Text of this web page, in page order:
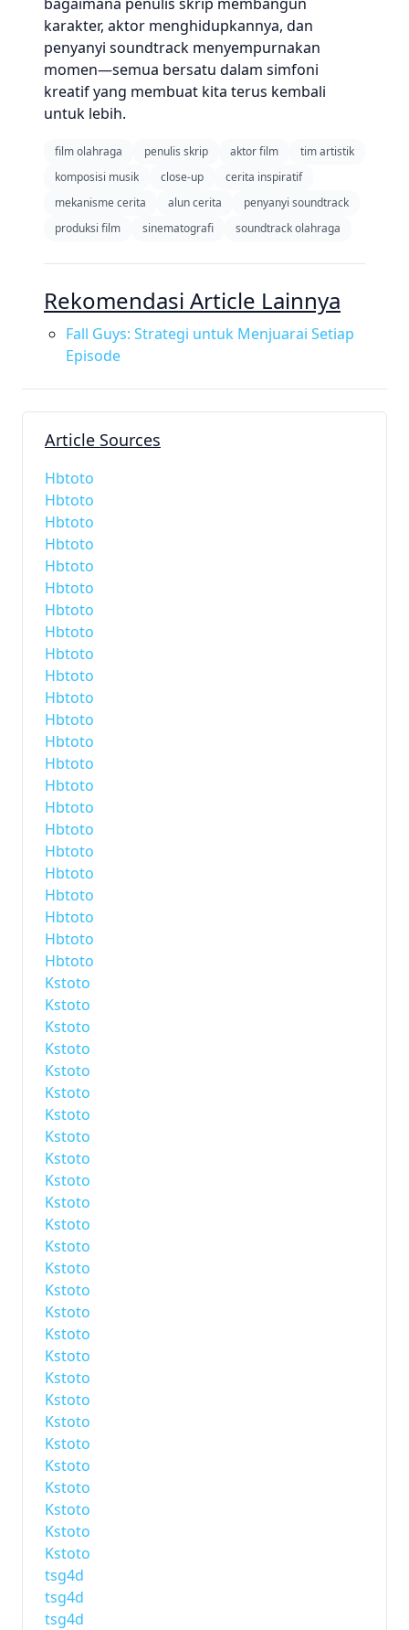
karakter, aktor menghidupkannya, dan
penyanyi soundtrack menyempurnakan
momen—semua bersatu dalam simfoni
kreatif yang membuat kita terus kembali
untuk lebih.
film olahraga penulis skrip aktor film
tim artistik
komposisi musik
close-up
cerita inspiratif
mekanisme cerita
alun cerita
penyanyi soundtrack
produksi film
sinematografi soundtrack olahraga
Rekomendasi Article Lainnya
Fall Guys: Strategi untuk Menjuarai Setiap
Episode
Article Sources
Hbtoto
Hbtoto
Hbtoto
Hbtoto
Hbtoto
Hbtoto
Hbtoto
Hbtoto
Hbtoto
Hbtoto
Hbtoto
Hbtoto
Hbtoto
Hbtoto
Hbtoto
Hbtoto
Hbtoto
Hbtoto
Hbtoto
Hbtoto
Hbtoto
Hbtoto
Hbtoto
Kstoto
Kstoto
Kstoto
Kstoto
Kstoto
Kstoto
Kstoto
Kstoto
Kstoto
Kstoto
Kstoto
Kstoto
Kstoto
Kstoto
Kstoto
Kstoto
Kstoto
Kstoto
Kstoto
Kstoto
Kstoto
Kstoto
Kstoto
Kstoto
Kstoto
Kstoto
Kstoto
tsg4d
tsg4d
tsg4d